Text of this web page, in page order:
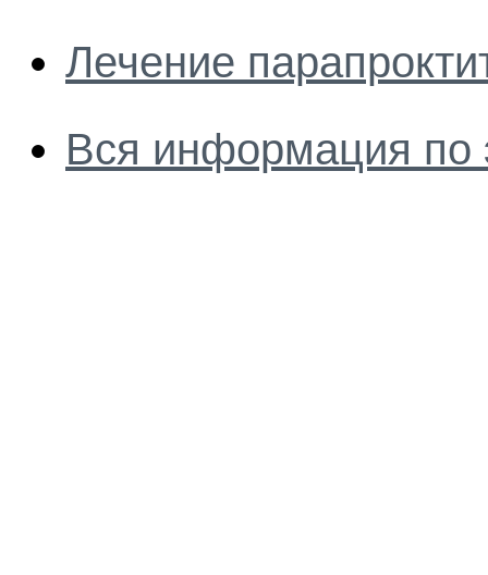
Лечение
Вся информация по